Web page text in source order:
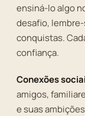
ensiná-lo algo
desafio,
conquistas.
confiança.
Conexões
amigos,
e suas